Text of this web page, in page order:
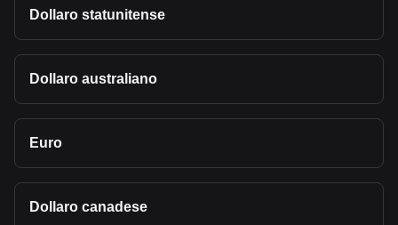
Dollaro statunitense
Dollaro australiano
Euro
Dollaro canadese